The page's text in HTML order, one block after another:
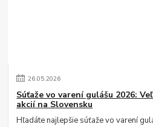
26.05.2026
Súťaže vo varení gulášu 2026:
akcií na Slovensku
Hľadáte najlepšie súťaže vo varení